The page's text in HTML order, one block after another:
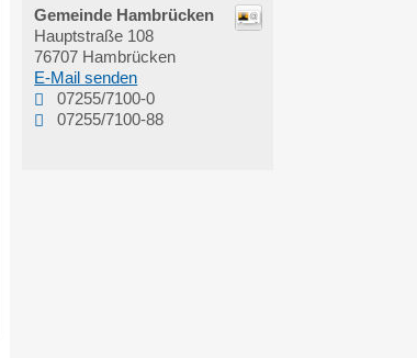
Gemeinde Hambrücken
Hauptstraße 108
76707 Hambrücken
E-Mail senden
07255/7100-0
07255/7100-88